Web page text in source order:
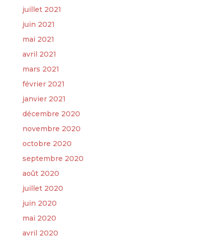
juillet 2021
juin 2021
mai 2021
avril 2021
mars 2021
février 2021
janvier 2021
décembre 2020
novembre 2020
octobre 2020
septembre 2020
août 2020
juillet 2020
juin 2020
mai 2020
avril 2020